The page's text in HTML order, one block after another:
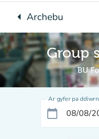
arrow_leftYn ôl i:
Archebu
Group
BU
Ar gyfer pa
calendar_today